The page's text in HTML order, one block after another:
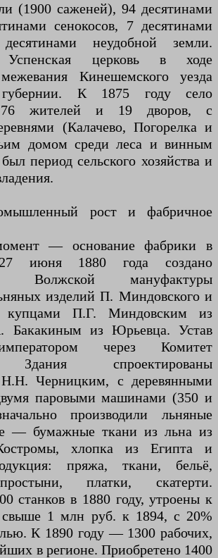
(1900 саженей), 94 десятинами
сенокосов, 7 десятинами
неудобной земли.
Успенская церковь в ходе
Кинешемского уезда
губернии. К 1875 году село
76 жителей и 19 дворов, с
(Калачево, Погорелка и
домом среди леса и винным
период сельского хозяйства и
рост и фабричное
— основание фабрики в
июня 1880 года создано
Волжской мануфактуры
изделий П. Миндовского и
купцами П.Г. Миндовским из
из Юрьевца. Устав
через Комитет
Здания спроектированы
Н.Н. Черницким, с деревянными
паровыми машинами (350 и
производили льняные
— бумажные ткани из льна из
хлопка из Египта и
пряжа, ткани, бельё,
платки, скатерти.
станков в 1880 году, утроены к
свыше 1 млн руб. к 1894, с 20%
К 1890 году — 1300 рабочих,
в регионе. Приобретено 1400